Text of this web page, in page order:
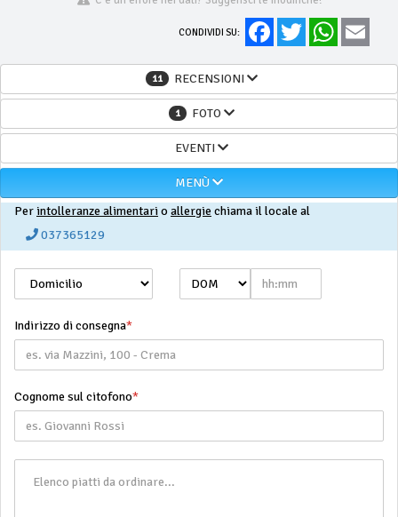
CONDIVIDI SU:
FacebookTwitter WhatsApp
11 RECENSIONI
1 FOTO
EVENTI
MENÙ
Per intolleranze alimentario allergie chiama il locale al
037365129
Indirizzo di consegna*
Cognome sul citofono*